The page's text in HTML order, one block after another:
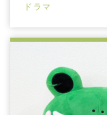
ドラマ